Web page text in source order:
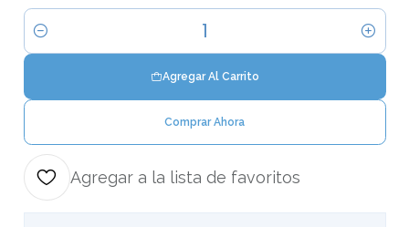
Cantidad
Agregar Al Carrito
Comprar Ahora
Agregar a la lista de favoritos